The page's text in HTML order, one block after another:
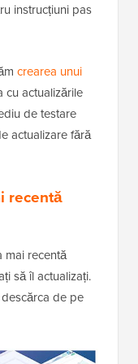
instrucțiuni pas
crearea unui
cu actualizările
de testare
actualizare fără
recentă
mai recentă
să îl actualizați.
de pe